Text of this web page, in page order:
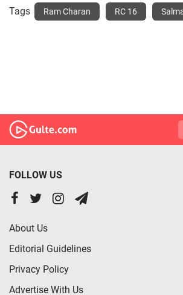
Tags Ram Charan RC 16
FOLLOW US
About Us
Editorial Guidelines
Privacy Policy
Advertise With Us